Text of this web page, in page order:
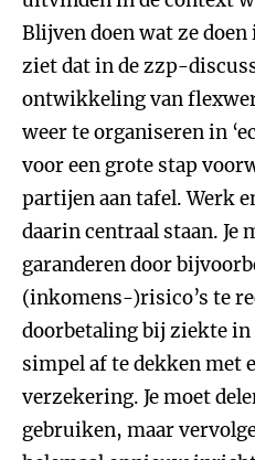
Blijven doen wat ze doen
ziet dat in de zzp-
ontwikkeling van
weer te organiseren in
voor een grote stap
partijen aan tafel. Werk
daarin centraal staan. Je
garanderen door
(inkomens-)risico’s te
doorbetaling bij ziekte in
simpel af te dekken met
verzekering. Je moet
gebruiken, maar